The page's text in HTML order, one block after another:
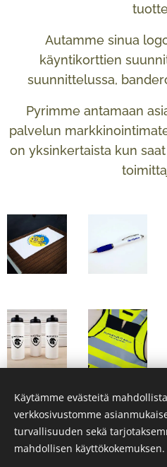
Autamme sinua
käyntikorttien
suunnittelussa,
Pyrimme antamaan
palvelun
on yksinkertaista kun
Käytämme evästeitä
verkkosivustomme
turvallisuuden sekä
mahdollisen käyttökokemuksen.